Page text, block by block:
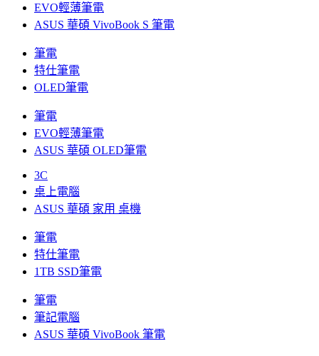
EVO輕薄筆電
ASUS 華碩 VivoBook S 筆電
筆電
特仕筆電
OLED筆電
筆電
EVO輕薄筆電
ASUS 華碩 OLED筆電
3C
桌上電腦
ASUS 華碩 家用 桌機
筆電
特仕筆電
1TB SSD筆電
筆電
筆記電腦
ASUS 華碩 VivoBook 筆電